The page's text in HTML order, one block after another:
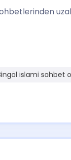
islami sohbet